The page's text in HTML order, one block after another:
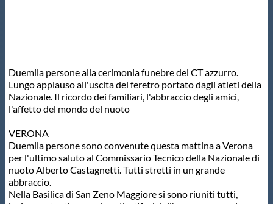
Area Legislativa
Protezione Civile
Qualità
Duemila persone alla cerimonia funebre del CT azzurro.
Lungo applauso all'uscita del feretro portato dagli atleti della
Nazionale. Il ricordo dei familiari, l'abbraccio degli amici,
l'affetto del mondo del nuoto
VERONA
Duemila persone sono convenute questa mattina a Verona
per l'ultimo saluto al Commissario Tecnico della Nazionale di
nuoto Alberto Castagnetti. Tutti stretti in un grande
abbraccio.
Nella Basilica di San Zeno Maggiore si sono riuniti tutti,